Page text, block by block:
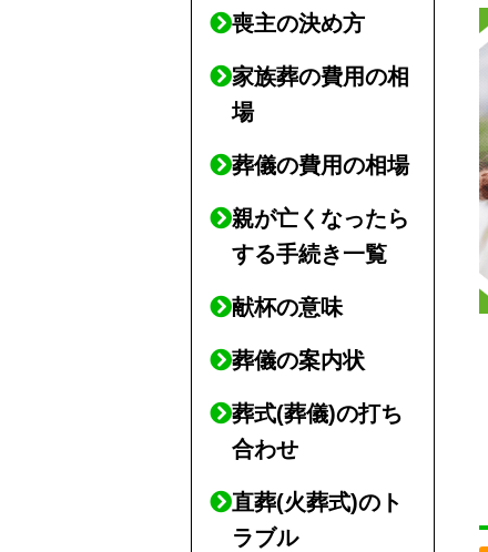
喪主の決め方
家族葬の費用の相
場
葬儀の費用の相場
親が亡くなったら
する手続き一覧
献杯の意味
葬儀の案内状
葬式(葬儀)の打ち
合わせ
直葬(火葬式)のト
ラブル